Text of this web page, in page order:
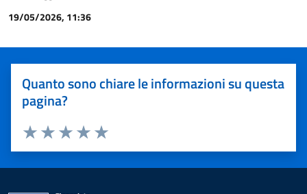
19/05/2026, 11:36
Quanto sono chiare le informazioni su questa
pagina?
Valuta 5 stelle su 5
Valuta 4 stelle su 5
Valuta 3 stelle su 5
Valuta 2 stelle su 5
Valuta 1 stelle su 5